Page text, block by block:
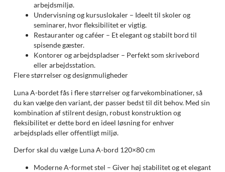
arbejdsmiljø.
Undervisning og kursuslokaler – Ideelt til skoler og
seminarer, hvor fleksibilitet er vigtig.
Restauranter og caféer – Et elegant og stabilt bord til
spisende gæster.
Kontorer og arbejdspladser – Perfekt som skrivebord
eller arbejdsstation.
Flere størrelser og designmuligheder
Luna A-bordet fås i flere størrelser og farvekombinationer, så
du kan vælge den variant, der passer bedst til dit behov. Med sin
kombination af stilrent design, robust konstruktion og
fleksibilitet er dette bord en ideel løsning for enhver
arbejdsplads eller offentligt miljø.
Derfor skal du vælge Luna A-bord 120×80 cm
Moderne A-formet stel – Giver høj stabilitet og et elegant